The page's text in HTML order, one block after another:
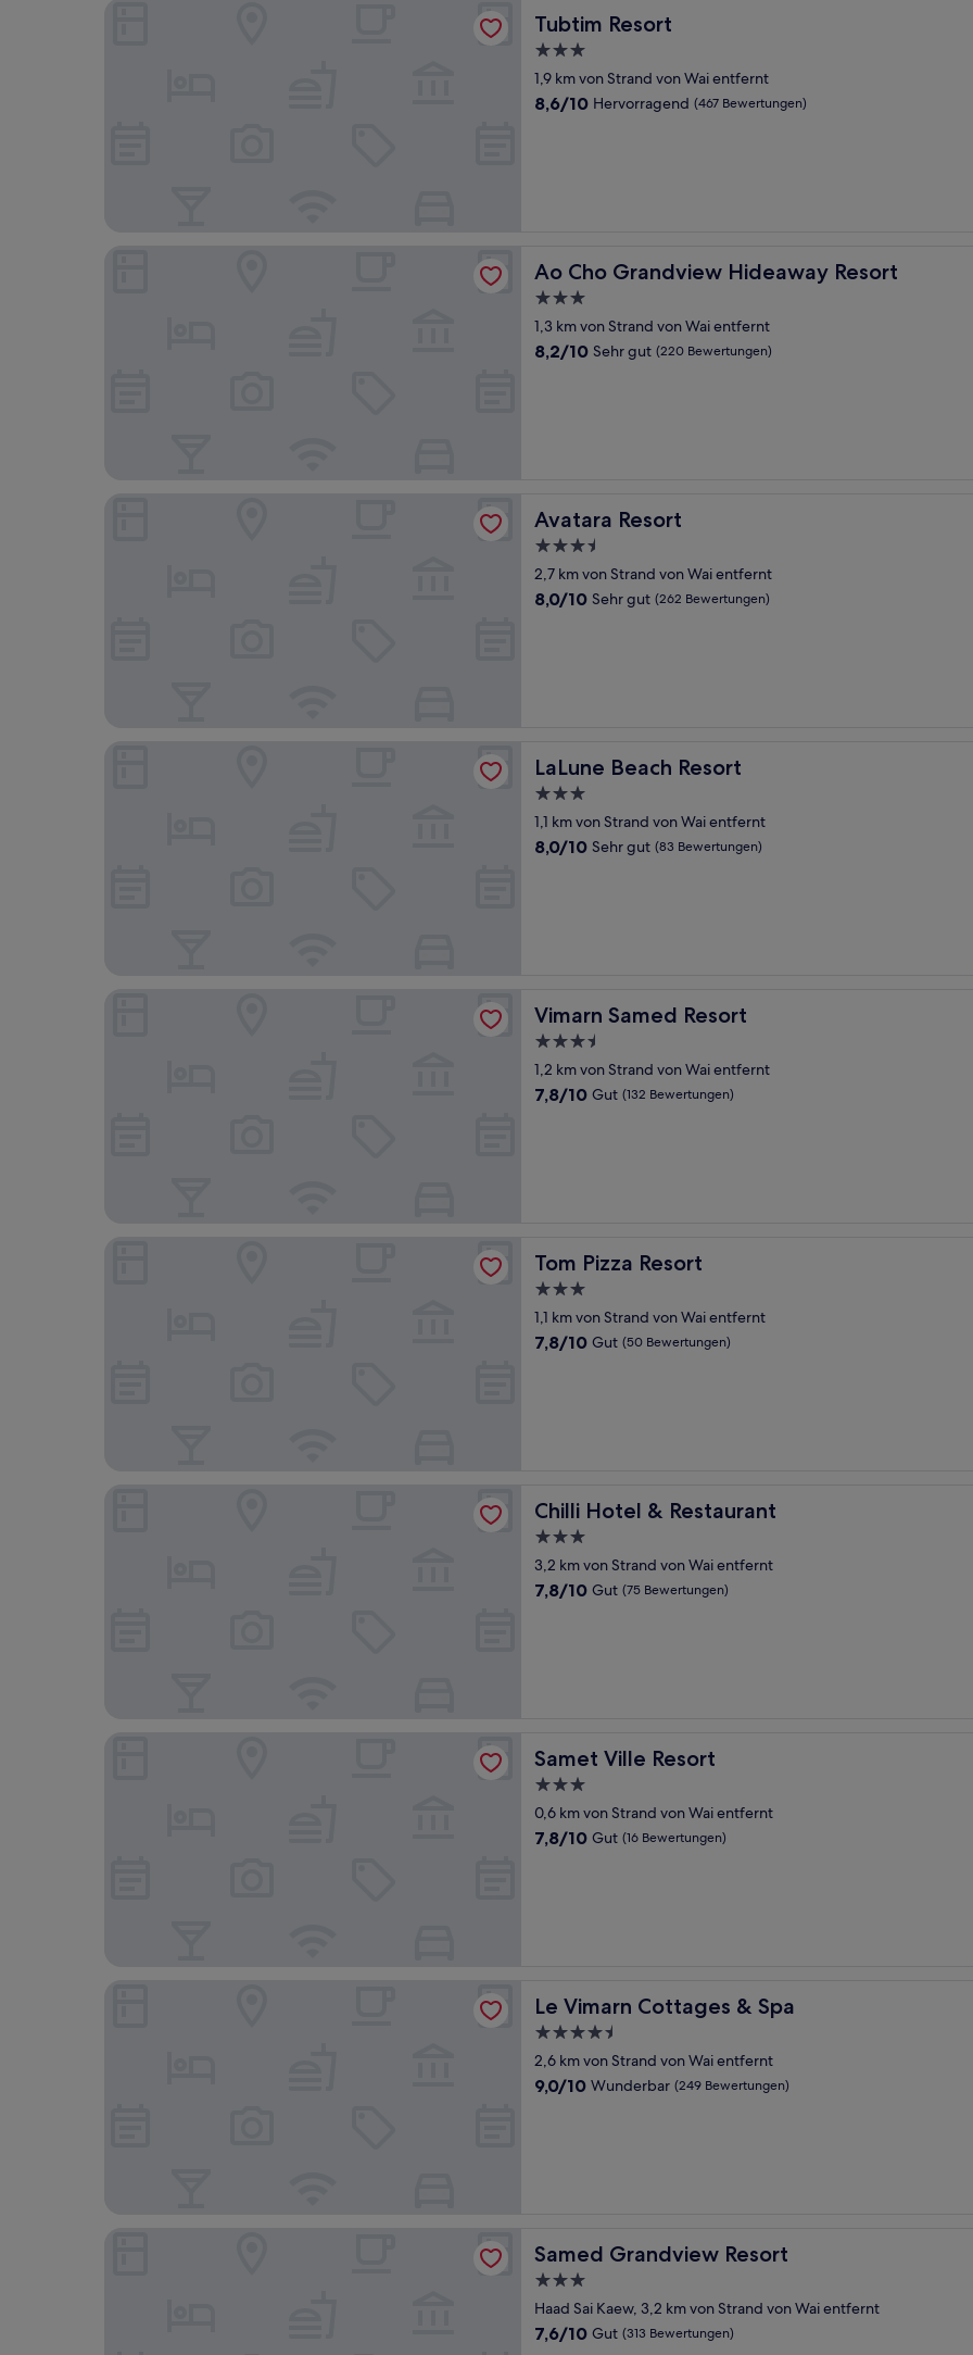
Tubtim Resort
Tubtim Resort
3.0-
Sterne-
Unterkunft
1,9 km von Strand von Wai entfernt
8.6
8,6/10 Hervorragend (467 Bewertungen)
Ao Cho Grandview Hideaway Resort
Ao Cho Grandview Hideaway Resort
3.0-
Sterne-
Unterkunft
1,3 km von Strand von Wai entfernt
8.2
8,2/10 Sehr gut (220 Bewertungen)
Avatara Resort
Avatara Resort
3.5-
Sterne-
Unterkunft
2,7 km von Strand von Wai entfernt
8.0
8,0/10 Sehr gut (262 Bewertungen)
LaLune Beach Resort
LaLune Beach Resort
3.0-
Sterne-
Unterkunft
1,1 km von Strand von Wai entfernt
8.0
8,0/10 Sehr gut (83 Bewertungen)
Vimarn Samed Resort
Vimarn Samed Resort
3.5-
Sterne-
Unterkunft
1,2 km von Strand von Wai entfernt
7.8
7,8/10 Gut (132 Bewertungen)
Tom Pizza Resort
Tom Pizza Resort
3.0-
Sterne-
Unterkunft
1,1 km von Strand von Wai entfernt
7.8
7,8/10 Gut (50 Bewertungen)
Chilli Hotel & Restaurant
Chilli Hotel & Restaurant
3.0-
Sterne-
Unterkunft
3,2 km von Strand von Wai entfernt
7.8
7,8/10 Gut (75 Bewertungen)
Samet Ville Resort
Samet Ville Resort
3.0-
Sterne-
Unterkunft
0,6 km von Strand von Wai entfernt
7.8
7,8/10 Gut (16 Bewertungen)
Le Vimarn Cottages & Spa
Le Vimarn Cottages & Spa
4.5-
Sterne-
Unterkunft
2,6 km von Strand von Wai entfernt
9.0
9,0/10 Wunderbar (249 Bewertungen)
Samed Grandview Resort
Samed Grandview Resort
3.0-
Sterne-
Unterkunft
Haad Sai Kaew, 3,2 km von Strand von Wai entfernt
7.6
7,6/10 Gut (313 Bewertungen)